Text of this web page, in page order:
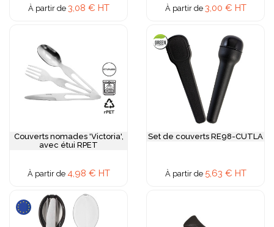
À partir de 3,08 € HT À partir de 3,00 € HT
Couverts nomades 'Victoria',
avec étui RPET
À partir de 4,98 € HT
Set de couverts RE98-CUTLA
À partir de 5,63 € HT